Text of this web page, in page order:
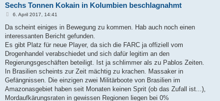
Sechs Tonnen Kokain in Kolumbien beschlagnahmt
B
i
r
a
6. April 2017, 14:41
Da scheint einiges in Bewegung zu kommen. Hab auch noch einen
interessanten Bericht gefunden.
Es gibt Platz für neue Player, da sich die FARC ja offiziell vom
Drogenhandel verabschiedet und sich dafür legitim an den
Regierungsgeschäften beteiligt. Ist ja schlimmer als zu Pablos Zeiten.
In Brasilien scheints zur Zeit mächtig zu krachen. Massaker in
Gefängnissen. Die einzigen zwei Militärboote von Brasilien im
Amazonasgebiet haben seit Monaten keinen Sprit (ob das Zufall ist...),
Mordaufkärungsraten in gewissen Regionen liegen bei 0%